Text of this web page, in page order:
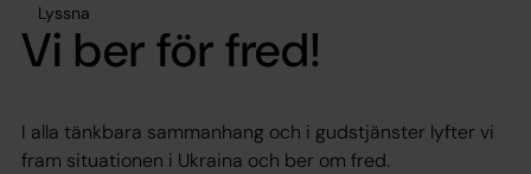
Lyssna
Vi ber för fred!
I alla tänkbara sammanhang och i gudstjänster lyfter vi
fram situationen i Ukraina och ber om fred.